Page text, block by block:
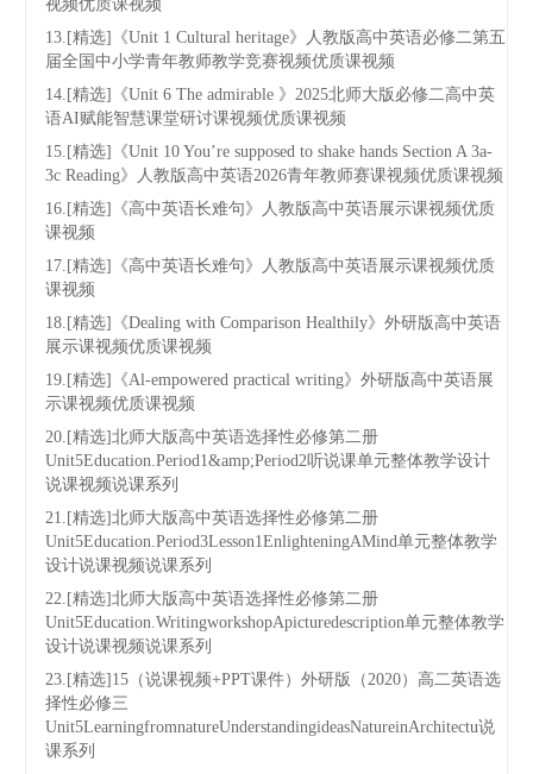
视频优质课视频
13.[精选]《Unit 1 Cultural heritage》人教版高中英语必修二第五
届全国中小学青年教师教学竞赛视频优质课视频
14.[精选]《Unit 6 The admirable 》2025北师大版必修二高中英
语AI赋能智慧课堂研讨课视频优质课视频
15.[精选]《Unit 10 You’re supposed to shake hands Section A 3a-
3c Reading》人教版高中英语2026青年教师赛课视频优质课视频
16.[精选]《高中英语长难句》人教版高中英语展示课视频优质
课视频
17.[精选]《高中英语长难句》人教版高中英语展示课视频优质
课视频
18.[精选]《Dealing with Comparison Healthily》外研版高中英语
展示课视频优质课视频
19.[精选]《Al-empowered practical writing》外研版高中英语展
示课视频优质课视频
20.[精选]北师大版高中英语选择性必修第二册
Unit5Education.Period1&amp;Period2听说课单元整体教学设计
说课视频说课系列
21.[精选]北师大版高中英语选择性必修第二册
Unit5Education.Period3Lesson1EnlighteningAMind单元整体教学
设计说课视频说课系列
22.[精选]北师大版高中英语选择性必修第二册
Unit5Education.WritingworkshopApicturedescription单元整体教学
设计说课视频说课系列
23.[精选]15（说课视频+PPT课件）外研版（2020）高二英语选
择性必修三
Unit5LearningfromnatureUnderstandingideasNatureinArchitectu说
课系列